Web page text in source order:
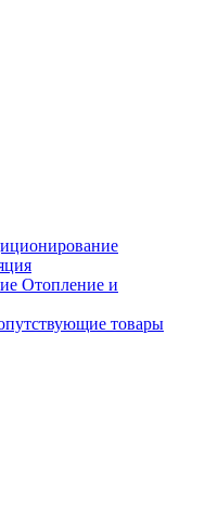
Отопление и
товары